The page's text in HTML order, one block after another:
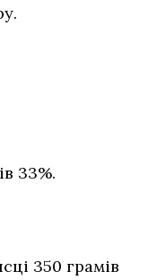
33%.
350 грамів